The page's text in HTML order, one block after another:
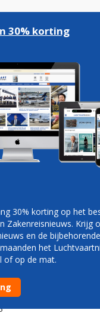
Podcasts
in Florida vanaf juli
30% korting
30% korting op het
Zakenreisnieuws. Krijg
en de
het
of op de mat.